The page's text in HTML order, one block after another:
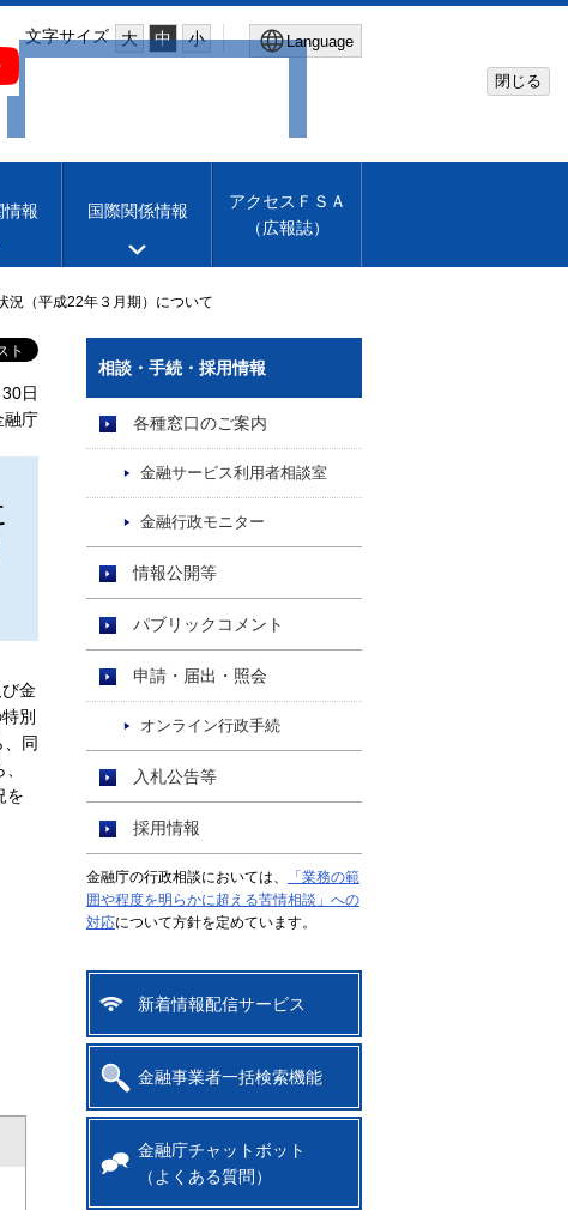
文字サイズ 大 中 小 Language
Machine translation
閉じる
情報 国際関係情報
アクセスＦＳＡ
（広報誌）
況（平成22年３月期）について
日
融庁
金
別
同
を
相談・手続・採用情報
各種窓口のご案内
金融サービス利用者相談室
金融行政モニター
情報公開等
パブリックコメント
申請・届出・照会
オンライン行政手続
入札公告等
採用情報
金融庁の行政相談においては、
「業務の範
囲や程度を明らかに超える苦情相談」への
対応について方針を定めています。
新着情報配信サービス
金融事業者一括検索機能
金融庁チャットボット
（よくある質問）